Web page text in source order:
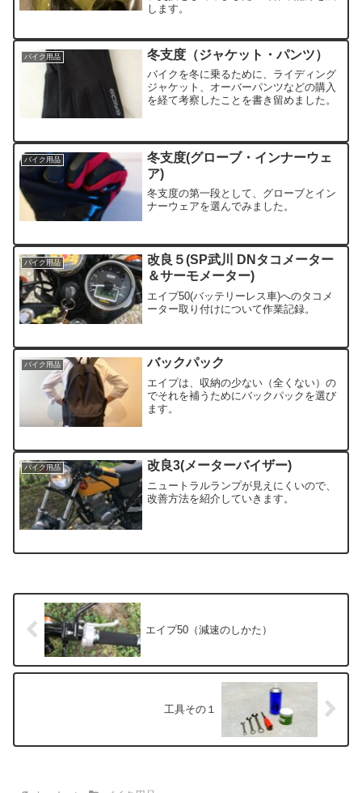
します。
バイク用品 冬支度（ジャケット・パンツ）
バイクを冬に乗るために、ライディング
ジャケット、オーバーパンツなどの購入
を経て考察したことを書き留めました。
バイク用品
冬支度(グローブ・インナーウェ
ア)
冬支度の第一段として、グローブとイン
ナーウェアを選んでみました。
バイク用品
改良５(SP武川 DNタコメーター
＆サーモメーター)
エイプ50(バッテリーレス車)へのタコメ
ーター取り付けについて作業記録。
バイク用品 バックパック
エイプは、収納の少ない（全くない）の
でそれを補うためにバックパックを選び
ます。
バイク用品 改良3(メーターバイザー)
ニュートラルランプが見えにくいので、
改善方法を紹介していきます。
エイプ50（減速のしかた）
工具その１